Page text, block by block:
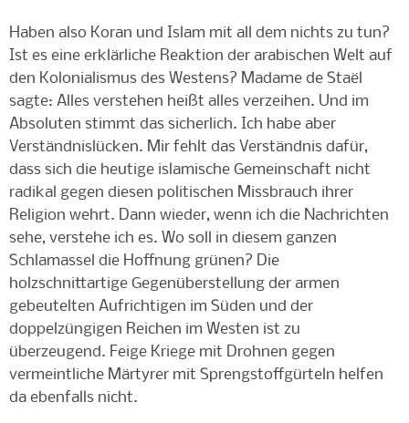
Haben also Koran und Islam mit all dem nichts zu tun?
Ist es eine erklärliche Reaktion der arabischen Welt auf
den Kolonialismus des Westens? Madame de Staël
sagte: Alles verstehen heißt alles verzeihen. Und im
Absoluten stimmt das sicherlich. Ich habe aber
Verständnislücken. Mir fehlt das Verständnis dafür,
dass sich die heutige islamische Gemeinschaft nicht
radikal gegen diesen politischen Missbrauch ihrer
Religion wehrt. Dann wieder, wenn ich die Nachrichten
sehe, verstehe ich es. Wo soll in diesem ganzen
Schlamassel die Hoffnung grünen? Die
holzschnittartige Gegenüberstellung der armen
gebeutelten Aufrichtigen im Süden und der
doppelzüngigen Reichen im Westen ist zu
überzeugend. Feige Kriege mit Drohnen gegen
vermeintliche Märtyrer mit Sprengstoffgürteln helfen
da ebenfalls nicht.